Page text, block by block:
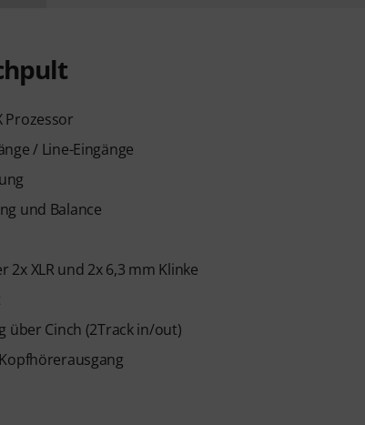
Prozessor
/ Line-Eingänge
und Balance
2x XLR und 2x 6,3 mm Klinke
über Cinch (2Track in/out)